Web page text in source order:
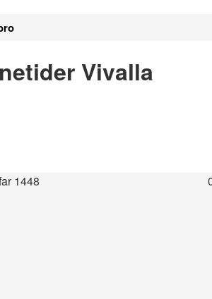
Vivalla
1448